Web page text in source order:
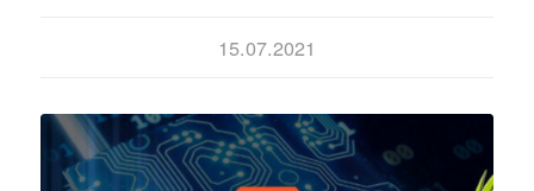
15.07.2021